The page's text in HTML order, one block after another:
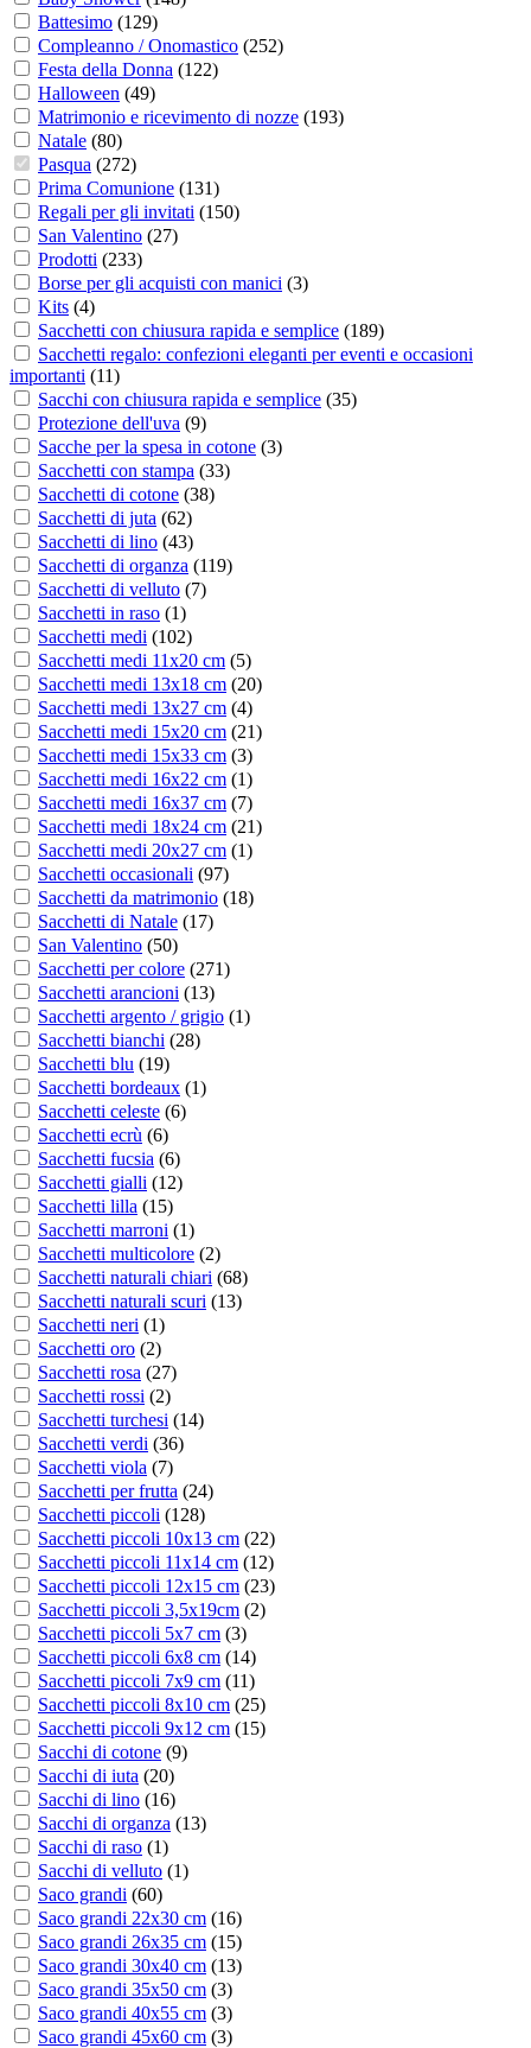
Battesimo (129)
Compleanno / Onomastico (252)
Festa della Donna (122)
Halloween (49)
Matrimonio e ricevimento di nozze (193)
Natale (80)
Pasqua (272)
Prima Comunione (131)
Regali per gli invitati (150)
San Valentino (27)
Prodotti (233)
Borse per gli acquisti con manici (3)
Kits (4)
Sacchetti con chiusura rapida e semplice (189)
Sacchetti regalo: confezioni eleganti per eventi e occasioni
importanti (11)
Sacchi con chiusura rapida e semplice (35)
Protezione dell'uva (9)
Sacche per la spesa in cotone (3)
Sacchetti con stampa (33)
Sacchetti di cotone (38)
Sacchetti di juta (62)
Sacchetti di lino (43)
Sacchetti di organza (119)
Sacchetti di velluto (7)
Sacchetti in raso (1)
Sacchetti medi (102)
Sacchetti medi 11x20 cm (5)
Sacchetti medi 13x18 cm (20)
Sacchetti medi 13x27 cm (4)
Sacchetti medi 15x20 cm (21)
Sacchetti medi 15x33 cm (3)
Sacchetti medi 16x22 cm (1)
Sacchetti medi 16x37 cm (7)
Sacchetti medi 18x24 cm (21)
Sacchetti medi 20x27 cm (1)
Sacchetti occasionali (97)
Sacchetti da matrimonio (18)
Sacchetti di Natale (17)
San Valentino (50)
Sacchetti per colore (271)
Sacchetti arancioni (13)
Sacchetti argento / grigio (1)
Sacchetti bianchi (28)
Sacchetti blu (19)
Sacchetti bordeaux (1)
Sacchetti celeste (6)
Sacchetti ecrù (6)
Sacchetti fucsia (6)
Sacchetti gialli (12)
Sacchetti lilla (15)
Sacchetti marroni (1)
Sacchetti multicolore (2)
Sacchetti naturali chiari (68)
Sacchetti naturali scuri (13)
Sacchetti neri (1)
Sacchetti oro (2)
Sacchetti rosa (27)
Sacchetti rossi (2)
Sacchetti turchesi (14)
Sacchetti verdi (36)
Sacchetti viola (7)
Sacchetti per frutta (24)
Sacchetti piccoli (128)
Sacchetti piccoli 10x13 cm (22)
Sacchetti piccoli 11x14 cm (12)
Sacchetti piccoli 12x15 cm (23)
Sacchetti piccoli 3,5x19cm (2)
Sacchetti piccoli 5x7 cm (3)
Sacchetti piccoli 6x8 cm (14)
Sacchetti piccoli 7x9 cm (11)
Sacchetti piccoli 8x10 cm (25)
Sacchetti piccoli 9x12 cm (15)
Sacchi di cotone (9)
Sacchi di iuta (20)
Sacchi di lino (16)
Sacchi di organza (13)
Sacchi di raso (1)
Sacchi di velluto (1)
Saco grandi (60)
Saco grandi 22x30 cm (16)
Saco grandi 26x35 cm (15)
Saco grandi 30x40 cm (13)
Saco grandi 35x50 cm (3)
Saco grandi 40x55 cm (3)
Saco grandi 45x60 cm (3)